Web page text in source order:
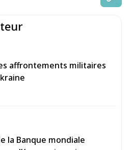
affrontements militaires
la Banque mondiale